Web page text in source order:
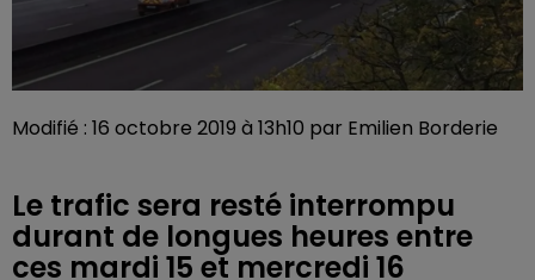
Modifié : 16 octobre 2019 à 13h10 par Emilien Borderie
Le trafic sera resté interrompu
durant de longues heures entre
ces mardi 15 et mercredi 16